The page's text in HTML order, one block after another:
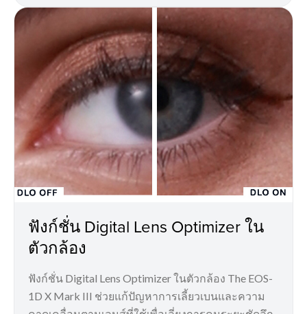
ฟังก์ชั่น Digital Lens Optimizer ใน
ตัวกล้อง
ฟังก์ชั่น Digital Lens Optimizer ในตัวกล้อง The EOS-
1D X Mark III ช่วยแก้ปัญหาการเลี้ยวเบนและความ